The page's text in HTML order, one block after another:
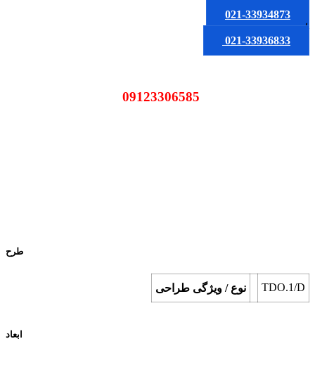
021-33934873
یا
021-33936833
طرح
نوع / ویژگی طراحی TDO.1/D
ابعاد